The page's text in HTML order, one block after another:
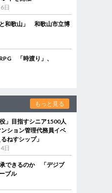
日
和歌山」 和歌山市立博
「時渡り」、
もっと見る
」目指すシニア1500人
ション管理代務員イベ
ねすシップ」
日
できるのか 「デジブ
ブル